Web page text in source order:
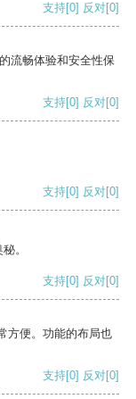
支持[0] 反对[0]
流畅体验和安全性保
支持[0] 反对[0]
支持[0] 反对[0]
。
支持[0] 反对[0]
方便。功能的布局也
支持[0] 反对[0]